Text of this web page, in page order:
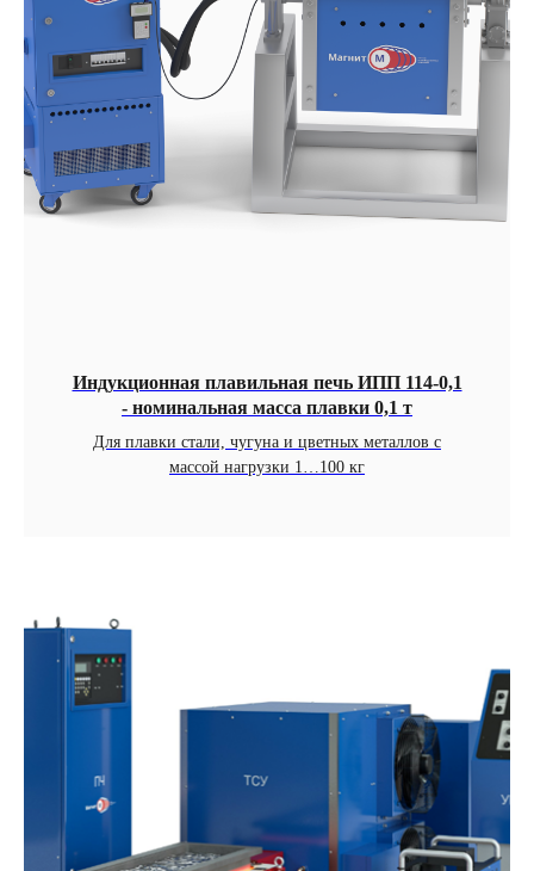
Индукционная плавильная печь ИПП 114-0,1
- номинальная масса плавки 0,1 т
Для плавки стали, чугуна и цветных металлов с
массой нагрузки 1…100 кг